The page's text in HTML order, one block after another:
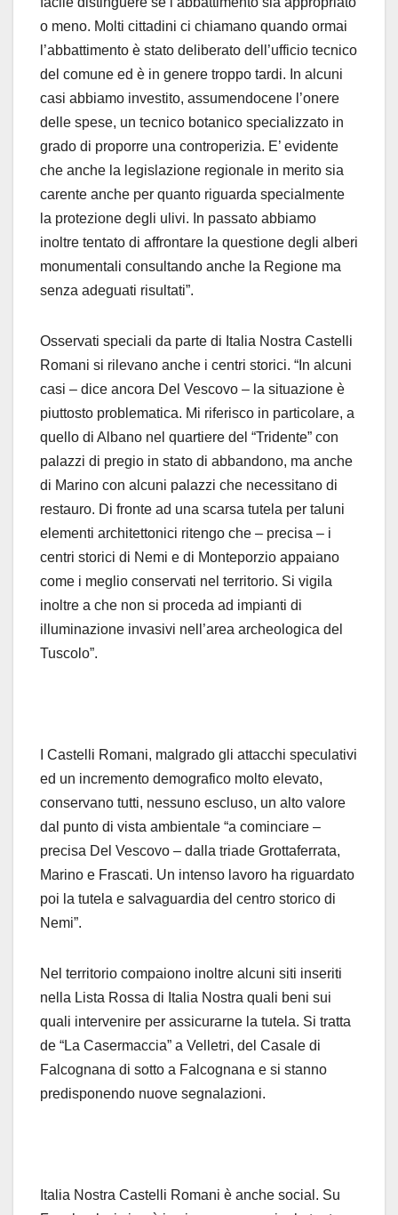
o meno. Molti cittadini ci chiamano quando ormai
l’abbattimento è stato deliberato dell’ufficio tecnico
del comune ed è in genere troppo tardi. In alcuni
casi abbiamo investito, assumendocene l’onere
delle spese, un tecnico botanico specializzato in
grado di proporre una controperizia. E’ evidente
che anche la legislazione regionale in merito sia
carente anche per quanto riguarda specialmente
la protezione degli ulivi. In passato abbiamo
inoltre tentato di affrontare la questione degli alberi
monumentali consultando anche la Regione ma
senza adeguati risultati”.
Osservati speciali da parte di Italia Nostra Castelli
Romani si rilevano anche i centri storici. “In alcuni
casi – dice ancora Del Vescovo – la situazione è
piuttosto problematica. Mi riferisco in particolare, a
quello di Albano nel quartiere del “Tridente” con
palazzi di pregio in stato di abbandono, ma anche
di Marino con alcuni palazzi che necessitano di
restauro. Di fronte ad una scarsa tutela per taluni
elementi architettonici ritengo che – precisa – i
centri storici di Nemi e di Monteporzio appaiano
come i meglio conservati nel territorio. Si vigila
inoltre a che non si proceda ad impianti di
illuminazione invasivi nell’area archeologica del
Tuscolo”.
I Castelli Romani, malgrado gli attacchi speculativi
ed un incremento demografico molto elevato,
conservano tutti, nessuno escluso, un alto valore
dal punto di vista ambientale “a cominciare –
precisa Del Vescovo – dalla triade Grottaferrata,
Marino e Frascati. Un intenso lavoro ha riguardato
poi la tutela e salvaguardia del centro storico di
Nemi”.
Nel territorio compaiono inoltre alcuni siti inseriti
nella Lista Rossa di Italia Nostra quali beni sui
quali intervenire per assicurarne la tutela. Si tratta
de “La Casermaccia” a Velletri, del Casale di
Falcognana di sotto a Falcognana e si stanno
predisponendo nuove segnalazioni.
Italia Nostra Castelli Romani è anche social. Su